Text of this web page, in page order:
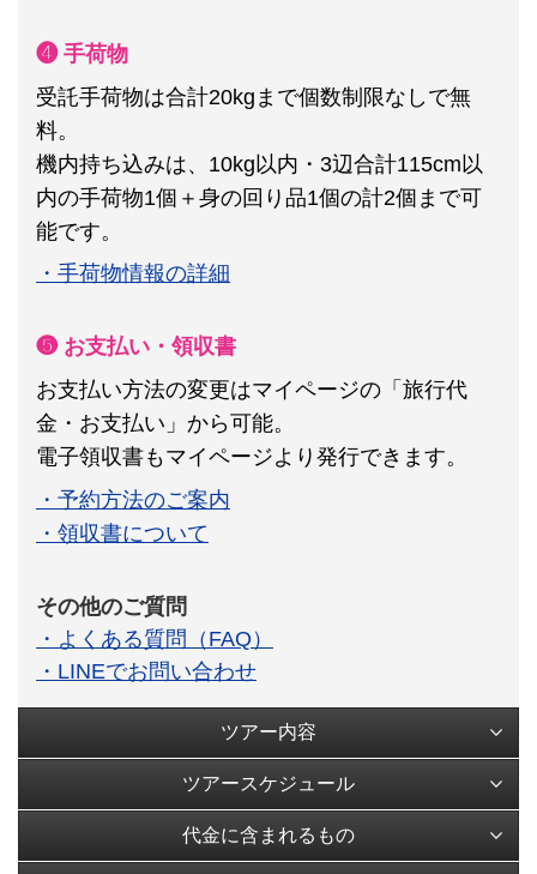
❹ 手荷物
受託手荷物は合計20kgまで個数制限なしで無
料。
機内持ち込みは、10kg以内・3辺合計115cm以
内の手荷物1個＋身の回り品1個の計2個まで可
能です。
・手荷物情報の詳細
❺ お支払い・領収書
お支払い方法の変更はマイページの「旅行代
金・お支払い」から可能。
電子領収書もマイページより発行できます。
・予約方法のご案内
・領収書について
その他のご質問
・よくある質問（FAQ）
・LINEでお問い合わせ
ツアー内容
ツアースケジュール
代金に含まれるもの